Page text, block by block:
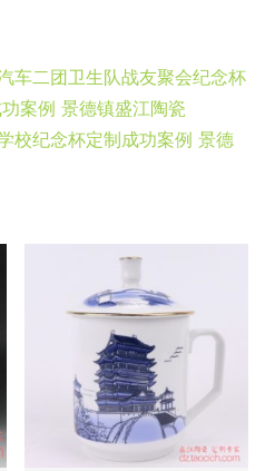
车二团卫生队战友聚会纪念杯
案例 景德镇盛江陶瓷
校纪念杯定制成功案例 景德